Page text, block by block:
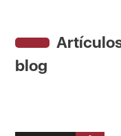
blog